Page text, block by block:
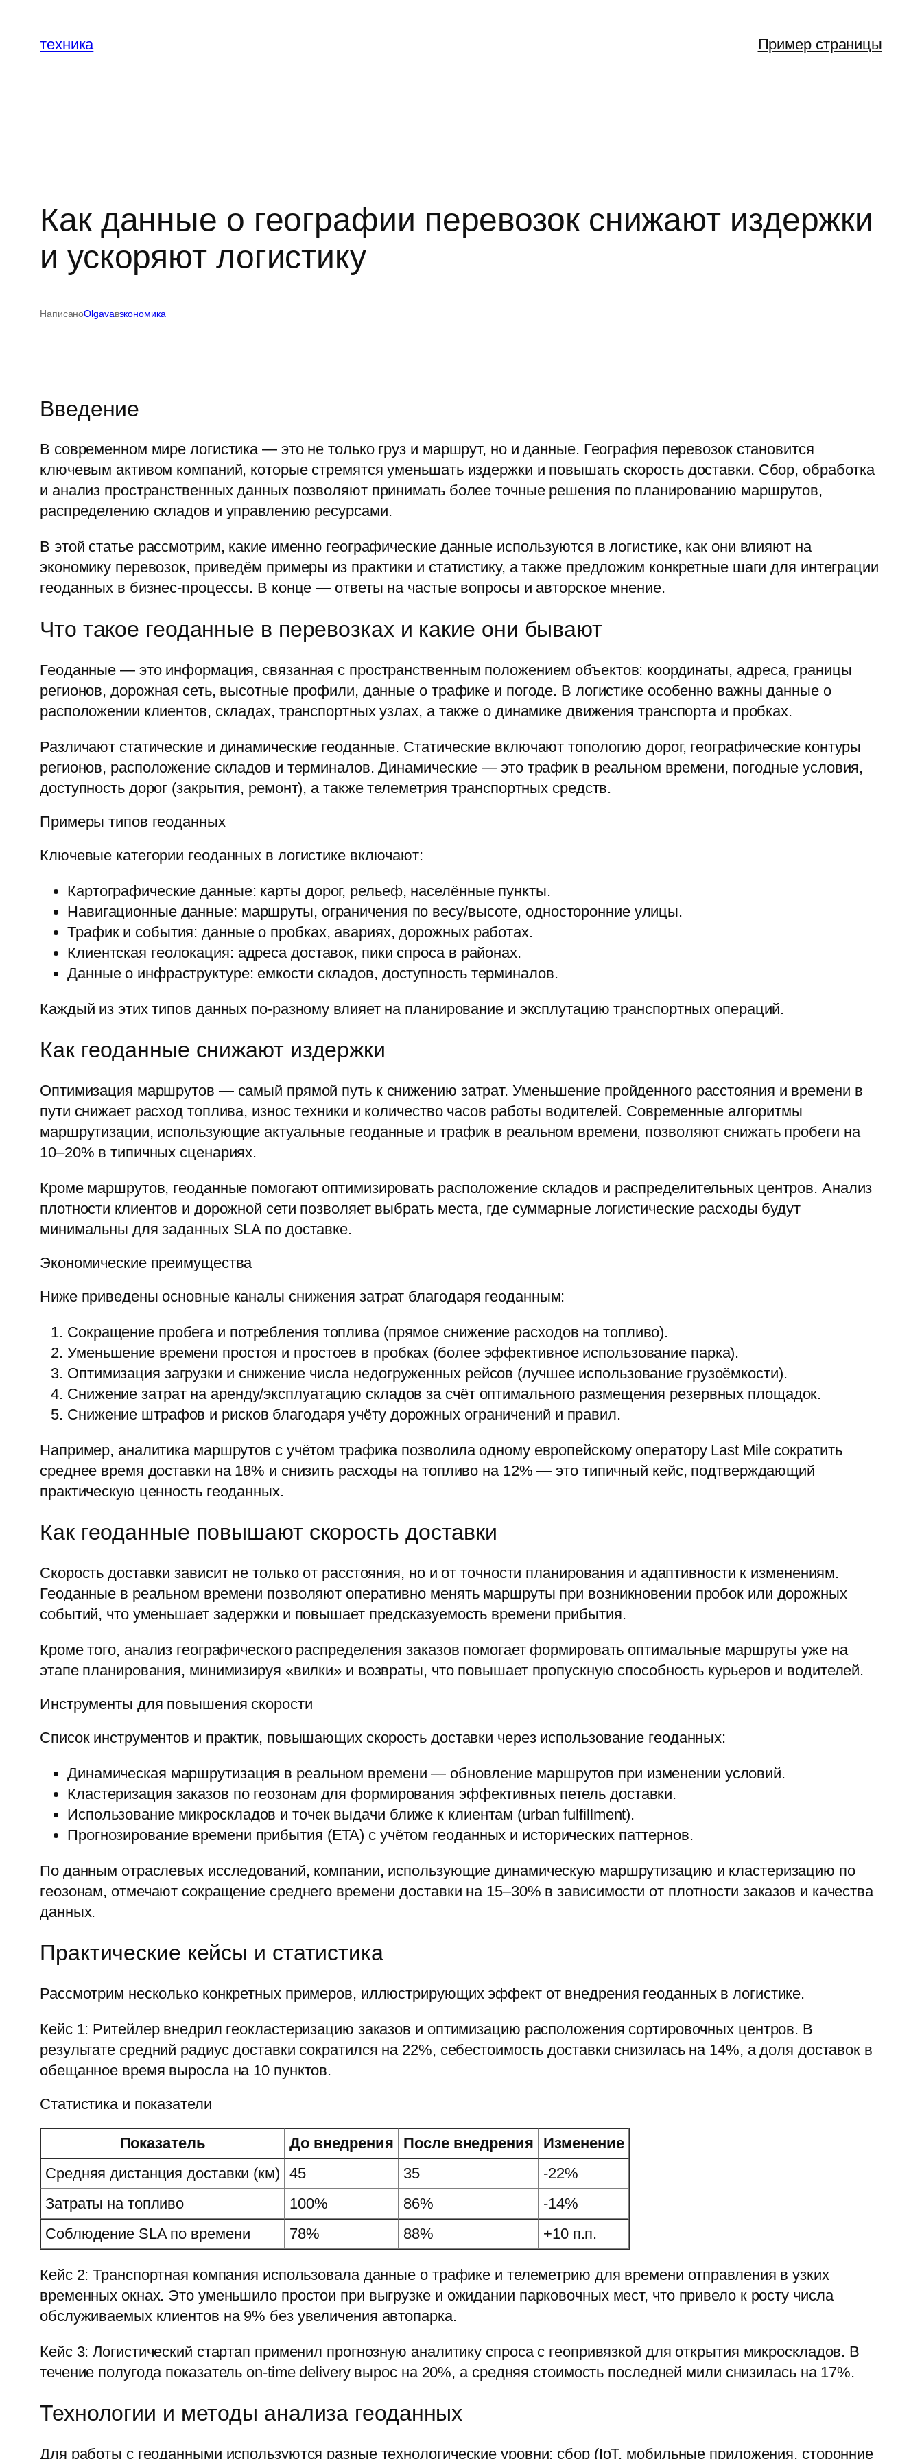
содержимому
техника Пример страницы
Как данные о географии перевозок снижают издержки
и ускоряют логистику
НаписаноOlgavaвэкономика
Введение
В современном мире логистика — это не только груз и маршрут, но и данные. География перевозок становится
ключевым активом компаний, которые стремятся уменьшать издержки и повышать скорость доставки. Сбор, обработка
и анализ пространственных данных позволяют принимать более точные решения по планированию маршрутов,
распределению складов и управлению ресурсами.
В этой статье рассмотрим, какие именно географические данные используются в логистике, как они влияют на
экономику перевозок, приведём примеры из практики и статистику, а также предложим конкретные шаги для интеграции
геоданных в бизнес-процессы. В конце — ответы на частые вопросы и авторское мнение.
Что такое геоданные в перевозках и какие они бывают
Геоданные — это информация, связанная с пространственным положением объектов: координаты, адреса, границы
регионов, дорожная сеть, высотные профили, данные о трафике и погоде. В логистике особенно важны данные о
расположении клиентов, складах, транспортных узлах, а также о динамике движения транспорта и пробках.
Различают статические и динамические геоданные. Статические включают топологию дорог, географические контуры
регионов, расположение складов и терминалов. Динамические — это трафик в реальном времени, погодные условия,
доступность дорог (закрытия, ремонт), а также телеметрия транспортных средств.
Примеры типов геоданных
Ключевые категории геоданных в логистике включают:
Картографические данные: карты дорог, рельеф, населённые пункты.
Навигационные данные: маршруты, ограничения по весу/высоте, односторонние улицы.
Трафик и события: данные о пробках, авариях, дорожных работах.
Клиентская геолокация: адреса доставок, пики спроса в районах.
Данные о инфраструктуре: емкости складов, доступность терминалов.
Каждый из этих типов данных по-разному влияет на планирование и эксплутацию транспортных операций.
Как геоданные снижают издержки
Оптимизация маршрутов — самый прямой путь к снижению затрат. Уменьшение пройденного расстояния и времени в
пути снижает расход топлива, износ техники и количество часов работы водителей. Современные алгоритмы
маршрутизации, использующие актуальные геоданные и трафик в реальном времени, позволяют снижать пробеги на
10–20% в типичных сценариях.
Кроме маршрутов, геоданные помогают оптимизировать расположение складов и распределительных центров. Анализ
плотности клиентов и дорожной сети позволяет выбрать места, где суммарные логистические расходы будут
минимальны для заданных SLA по доставке.
Экономические преимущества
Ниже приведены основные каналы снижения затрат благодаря геоданным:
Сокращение пробега и потребления топлива (прямое снижение расходов на топливо).
Уменьшение времени простоя и простоев в пробках (более эффективное использование парка).
Оптимизация загрузки и снижение числа недогруженных рейсов (лучшее использование грузоёмкости).
Снижение затрат на аренду/эксплуатацию складов за счёт оптимального размещения резервных площадок.
Снижение штрафов и рисков благодаря учёту дорожных ограничений и правил.
Например, аналитика маршрутов с учётом трафика позволила одному европейскому оператору Last Mile сократить
среднее время доставки на 18% и снизить расходы на топливо на 12% — это типичный кейс, подтверждающий
практическую ценность геоданных.
Как геоданные повышают скорость доставки
Скорость доставки зависит не только от расстояния, но и от точности планирования и адаптивности к изменениям.
Геоданные в реальном времени позволяют оперативно менять маршруты при возникновении пробок или дорожных
событий, что уменьшает задержки и повышает предсказуемость времени прибытия.
Кроме того, анализ географического распределения заказов помогает формировать оптимальные маршруты уже на
этапе планирования, минимизируя «вилки» и возвраты, что повышает пропускную способность курьеров и водителей.
Инструменты для повышения скорости
Список инструментов и практик, повышающих скорость доставки через использование геоданных:
Динамическая маршрутизация в реальном времени — обновление маршрутов при изменении условий.
Кластеризация заказов по геозонам для формирования эффективных петель доставки.
Использование микроскладов и точек выдачи ближе к клиентам (urban fulfillment).
Прогнозирование времени прибытия (ETA) с учётом геоданных и исторических паттернов.
По данным отраслевых исследований, компании, использующие динамическую маршрутизацию и кластеризацию по
геозонам, отмечают сокращение среднего времени доставки на 15–30% в зависимости от плотности заказов и качества
данных.
Практические кейсы и статистика
Рассмотрим несколько конкретных примеров, иллюстрирующих эффект от внедрения геоданных в логистике.
Кейс 1: Ритейлер внедрил геокластеризацию заказов и оптимизацию расположения сортировочных центров. В
результате средний радиус доставки сократился на 22%, себестоимость доставки снизилась на 14%, а доля доставок в
обещанное время выросла на 10 пунктов.
Статистика и показатели
Показатель До внедрения После внедрения
Изменение
Средняя дистанция доставки (км) 45 35
-22%
Затраты на топливо
100% 86%
-14%
Соблюдение SLA по времени
78% 88% +10 п.п.
Кейс 2: Транспортная компания использовала данные о трафике и телеметрию для времени отправления в узких
временных окнах. Это уменьшило простои при выгрузке и ожидании парковочных мест, что привело к росту числа
обслуживаемых клиентов на 9% без увеличения автопарка.
Кейс 3: Логистический стартап применил прогнозную аналитику спроса с геопривязкой для открытия микроскладов. В
течение полугода показатель on-time delivery вырос на 20%, а средняя стоимость последней мили снизилась на 17%.
Технологии и методы анализа геоданных
Для работы с геоданными используются разные технологические уровни: сбор (IoT, мобильные приложения, сторонние